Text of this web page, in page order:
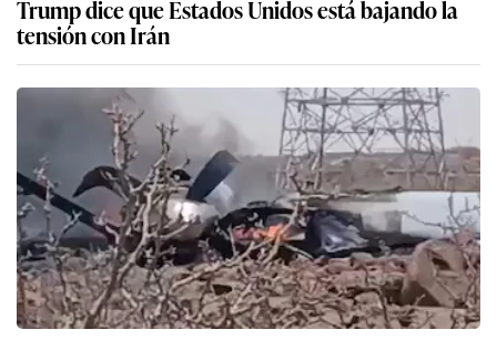
Trump dice que Estados Unidos está bajando la
tensión con Irán